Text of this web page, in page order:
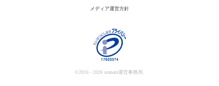
メディア運営方針
©2016 - 2026 uranaru運営事務局.